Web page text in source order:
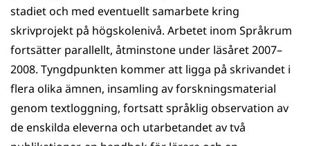
stadiet och med eventuellt samarbete kring
skrivprojekt på högskolenivå. Arbetet inom Språkrum
fortsätter parallellt, åtminstone under läsåret 2007–
2008. Tyngdpunkten kommer att ligga på skrivandet i
flera olika ämnen, insamling av forskningsmaterial
genom textloggning, fortsatt språklig observation av
de enskilda eleverna och utarbetandet av två